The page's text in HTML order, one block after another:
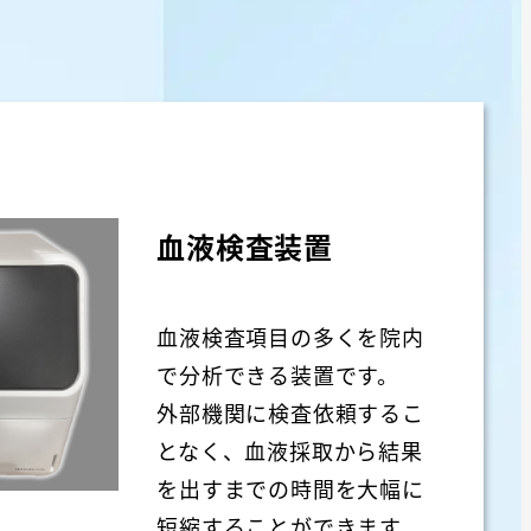
血液検査装置
血液検査項目の多くを院内
で分析できる装置です。
外部機関に検査依頼するこ
となく、血液採取から結果
を出すまでの時間を大幅に